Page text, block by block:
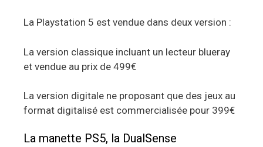
La Playstation 5 est vendue dans deux version :
La version classique incluant un lecteur blueray
et vendue au prix de 499€
La version digitale ne proposant que des jeux au
format digitalisé est commercialisée pour 399€
La manette PS5, la DualSense